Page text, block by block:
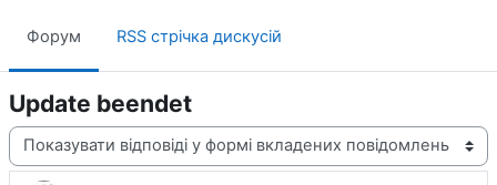
Форум RSS стрічка дискусій
Update beendet
Тип показу